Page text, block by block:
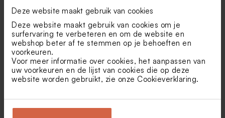
Deze website maakt gebruik van cookies
Deze website maakt gebruik van cookies om je
surfervaring te verbeteren en om de website en
webshop beter af te stemmen op je behoeften en
voorkeuren.
Voor meer informatie over cookies, het aanpassen van
uw voorkeuren en de lijst van cookies die op deze
website worden gebruikt, zie onze Cookieverklaring.
Stijlvolle
huwelijksuitnodiging met
blaadjes olijfboom
Classy huwelijksuitnodiging
met drie stolpvormen